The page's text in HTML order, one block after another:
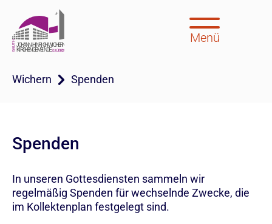
Menü
Wichern Spenden
Spenden
In unseren Gottesdiensten sammeln wir
regelmäßig Spenden für wechselnde Zwecke, die
im Kollektenplan festgelegt sind.